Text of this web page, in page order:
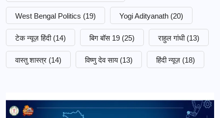
West Bengal Politics (19) Yogi Adityanath (20)
टेक न्यूज़ हिंदी (14) बिग बॉस 19 (25) राहुल गांधी (13)
वास्तु शास्त्र (14) विष्णु देव साय (13) हिंदी न्यूज़ (18)